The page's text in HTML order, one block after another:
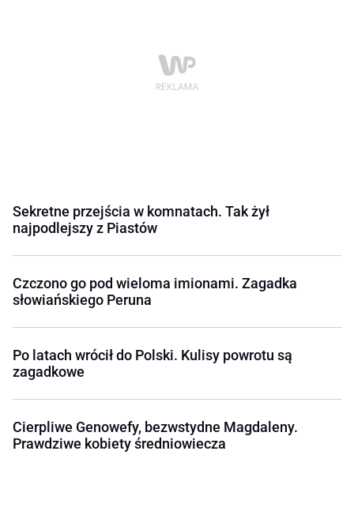
Sekretne przejścia w komnatach. Tak żył
najpodlejszy z Piastów
Czczono go pod wieloma imionami. Zagadka
słowiańskiego Peruna
Po latach wrócił do Polski. Kulisy powrotu są
zagadkowe
Cierpliwe Genowefy, bezwstydne Magdaleny.
Prawdziwe kobiety średniowiecza